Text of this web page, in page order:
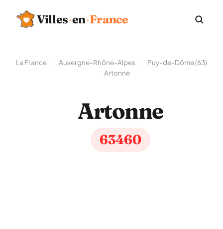
Villes·en·France
La France Auvergne-Rhône-Alpes
Puy-de-Dôme (63)
Artonne
Artonne
63460